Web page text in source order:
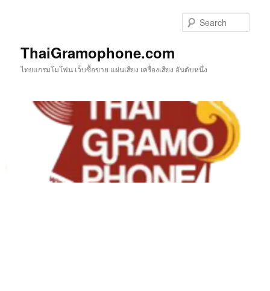
ThaiGramophone.com
ไทยแกรมโมโฟน เว็บซื้อขาย แผ่นเสียง เครื่องเสียง อันดับหนึ่ง